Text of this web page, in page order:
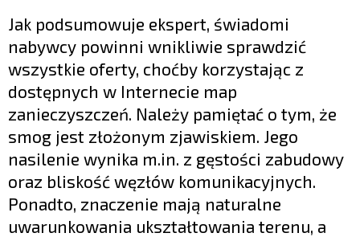
Jak podsumowuje ekspert, świadomi
nabywcy powinni wnikliwie sprawdzić
wszystkie oferty, choćby korzystając z
dostępnych w Internecie map
zanieczyszczeń. Należy pamiętać o tym, że
smog jest złożonym zjawiskiem. Jego
nasilenie wynika m.in. z gęstości zabudowy
oraz bliskość węzłów komunikacyjnych.
Ponadto, znaczenie mają naturalne
uwarunkowania ukształtowania terenu, a